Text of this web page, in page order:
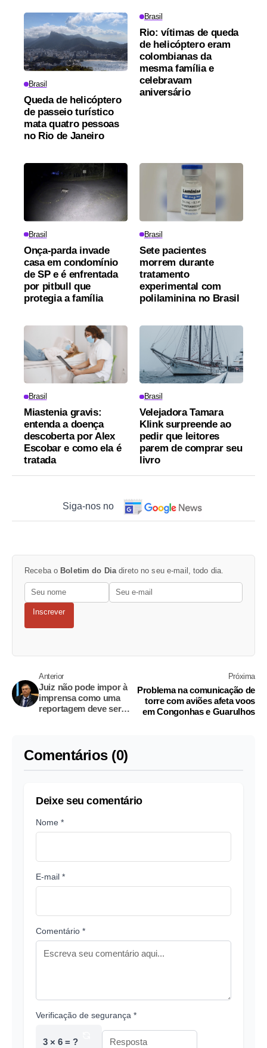
Brasil
Queda de helicóptero
de passeio turístico
mata quatro pessoas
no Rio de Janeiro
Brasil
Rio: vítimas de queda
de helicóptero eram
colombianas da
mesma família e
celebravam
aniversário
Brasil
Onça-parda invade
casa em condomínio
de SP e é enfrentada
por pitbull que
protegia a família
Brasil
Sete pacientes
morrem durante
tratamento
experimental com
polilaminina no Brasil
Brasil
Miastenia gravis:
entenda a doença
descoberta por Alex
Escobar e como ela é
tratada
Brasil
Velejadora Tamara
Klink surpreende ao
pedir que leitores
parem de comprar seu
livro
Siga-nos no
Receba o Boletim do Diadireto no seu e-mail, todo dia.
Inscrever
Anterior
Juiz não pode impor à
imprensa como uma
reportagem deve ser
Próxima
Problema na comunicação de
torre com aviões afeta voos
em Congonhas e Guarulhos
Comentários (0)
Deixe seu comentário
Nome *
E-mail *
Comentário *
Verificação de segurança *
3 × 6 = ?